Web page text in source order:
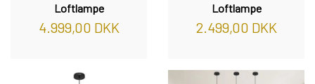
REOL BASIC
REOLER/OPBEVARING
Loftlampe
4.999,00 DKK
Loftlampe
2.499,00 DKK